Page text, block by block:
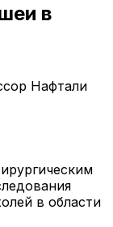
в
Нафтали
в области